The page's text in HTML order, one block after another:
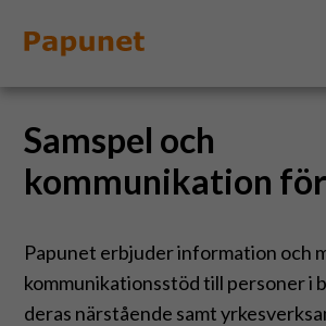
Material
Samspel och
kommunikation
Papunet erbjuder information och
kommunikationsstöd till personer i
deras närstående samt